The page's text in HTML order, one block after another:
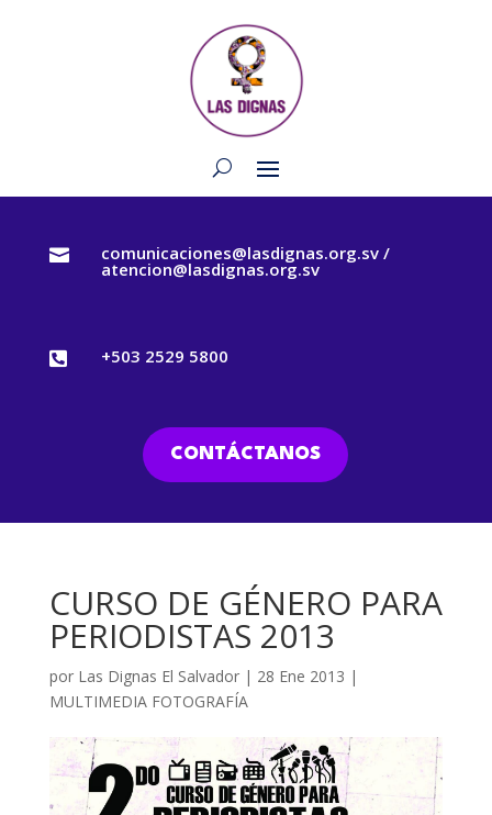
 comunicaciones@lasdignas.org.sv /
atencion@lasdignas.org.sv
 +503 2529 5800
CONTÁCTANOS
CURSO DE GÉNERO PARA
PERIODISTAS 2013
por Las Dignas El Salvador| 28 Ene 2013 |
MULTIMEDIA FOTOGRAFÍA